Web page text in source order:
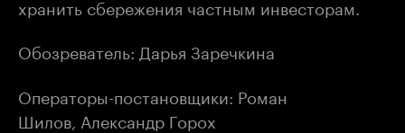
хранить сбережения частным инвесторам.
Обозреватель: Дарья Заречкина
Операторы-постановщики: Роман
Шилов, Александр Горох